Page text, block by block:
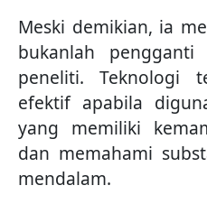
Meski demikian, ia
bukanlah pengganti
peneliti. Teknologi
efektif apabila
yang memiliki
dan memahami
mendalam.